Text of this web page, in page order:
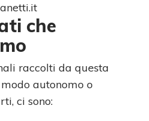
che
raccolti da questa
autonomo o
ci sono: